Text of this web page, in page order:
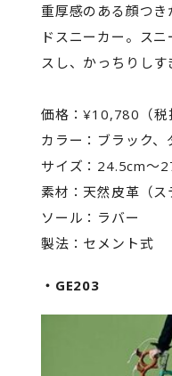
重厚感のある顔つ
ドスニーカー。ス
スし、かっちりしす
価格：¥10,780（税
カラー：ブラック
サイズ：24.5cm～
素材：天然皮革（ス
ソール：ラバー
製法：セメント式
・GE203